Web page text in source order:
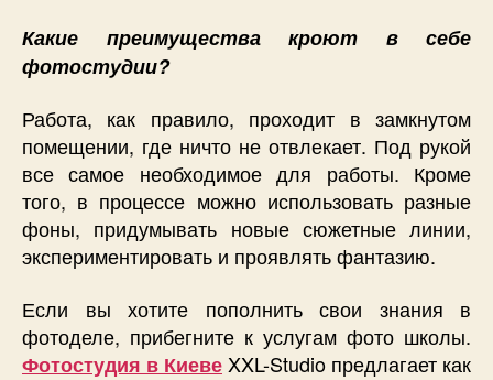
Какие преимущества кроют в себе
фотостудии?
Работа, как правило, проходит в замкнутом
помещении, где ничто не отвлекает. Под рукой
все самое необходимое для работы. Кроме
того, в процессе можно использовать разные
фоны, придумывать новые сюжетные линии,
экспериментировать и проявлять фантазию.
Если вы хотите пополнить свои знания в
фотоделе, прибегните к услугам фото школы.
Фотостудия в Киеве XXL-Studio предлагает как